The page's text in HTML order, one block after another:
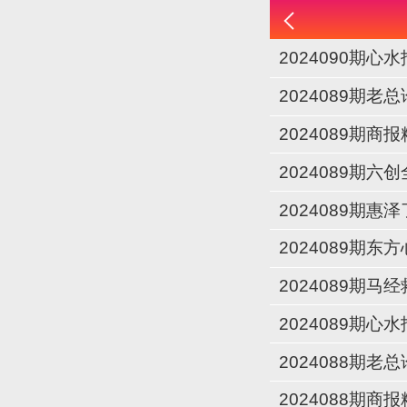
2024090期心水
2024089期老总
2024089期商报
2024089期六创
2024089期惠泽
2024089期东方
2024089期马经
2024089期心水
2024088期老总
2024088期商报